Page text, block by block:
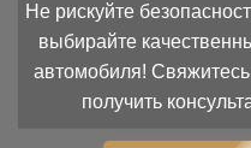
Не рискуйте
выбирайте
автомобиля!
получить